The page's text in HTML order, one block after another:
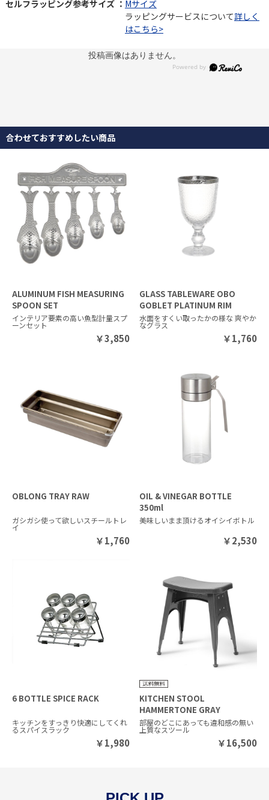
セルフラッピング参考サイズ ： Mサイズ
ラッピングサービスについて詳しく
はこちら>
投稿画像はありません。
合わせておすすめしたい商品
ALUMINUM FISH MEASURING
SPOON SET
インテリア要素の高い魚型計量スプ
ーンセット
￥3,850
GLASS TABLEWARE OBO
GOBLET PLATINUM RIM
水面をすくい取ったかの様な 爽やか
なグラス
￥1,760
OBLONG TRAY RAW
ガシガシ使って欲しいスチールトレ
イ
￥1,760
OIL & VINEGAR BOTTLE
350ml
美味しいまま頂けるオイシイボトル
￥2,530
6 BOTTLE SPICE RACK
キッチンをすっきり快適にしてくれ
るスパイスラック
￥1,980
KITCHEN STOOL
HAMMERTONE GRAY
部屋のどこにあっても違和感の無い
上質なスツール
￥16,500